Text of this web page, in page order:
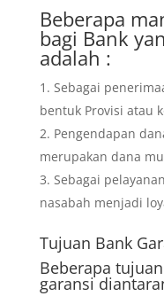
Beberapa
bagi Bank
adalah :
Sebagai
bentuk Provisi atau
Pengendapan
merupakan dana
Sebagai
nasabah menjadi
Tujuan Bank
Beberapa
garansi